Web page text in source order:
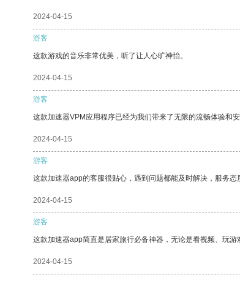
2024-04-15
游客
这款游戏的音乐非常优美，听了让人心旷神怡。
2024-04-15
游客
这款加速器VPM应用程序已经为我们带来了无限的流畅体验和安
2024-04-15
游客
这款加速器app的客服很贴心，遇到问题都能及时解决，服务态
2024-04-15
游客
这款加速器app简直是居家旅行必备神器，无论是看视频、玩
2024-04-15